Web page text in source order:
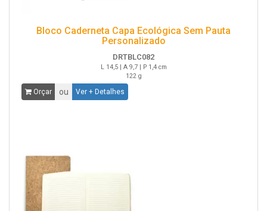
Bloco Caderneta Capa Ecológica Sem Pauta
Personalizado
DRTBLC082
L 14,5 | A 9,7 | P 1,4 cm
122 g
Orçar ou Ver + Detalhes